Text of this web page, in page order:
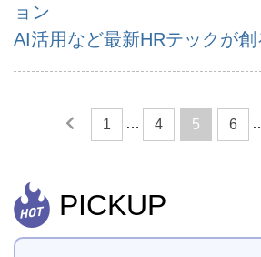
ョン
AI活用など最新HRテックが
1 … 4 5 6
PICKUP